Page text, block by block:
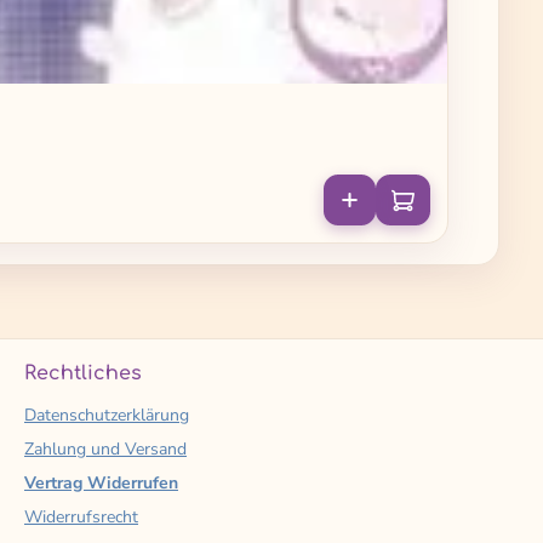
Rechtliches
Datenschutzerklärung
Zahlung und Versand
Vertrag Widerrufen
Widerrufsrecht